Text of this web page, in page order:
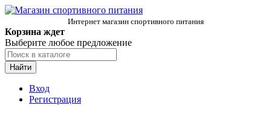
Интернет магазин спортивного питания
Корзина ждет
Выберите любое предложение
Найти
Вход
Регистрация